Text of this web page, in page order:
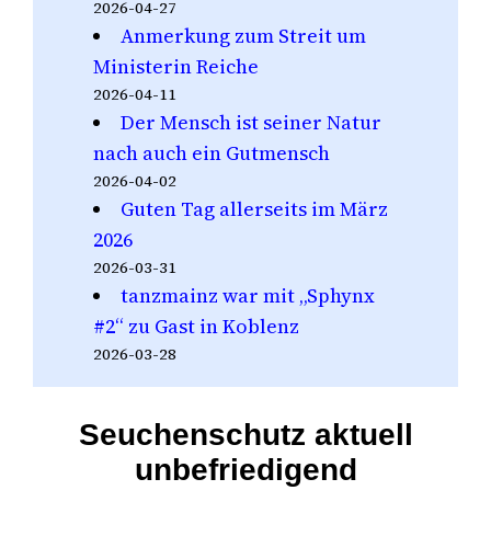
2026-04-27
Anmerkung zum Streit um
Ministerin Reiche
2026-04-11
Der Mensch ist seiner Natur
nach auch ein Gutmensch
2026-04-02
Guten Tag allerseits im März
2026
2026-03-31
tanzmainz war mit „Sphynx
#2“ zu Gast in Koblenz
2026-03-28
Seuchenschutz aktuell
unbefriedigend